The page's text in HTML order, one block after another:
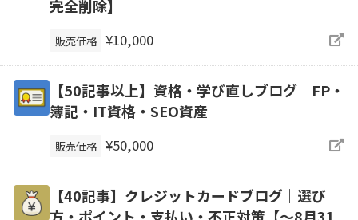
完全削除】
販売価格 ¥10,000
【50記事以上】資格・学び直しブログ｜FP・
簿記・IT資格・SEO資産
販売価格 ¥50,000
【40記事】クレジットカードブログ｜選び
方・ポイント・支払い・不正対策【～8月31